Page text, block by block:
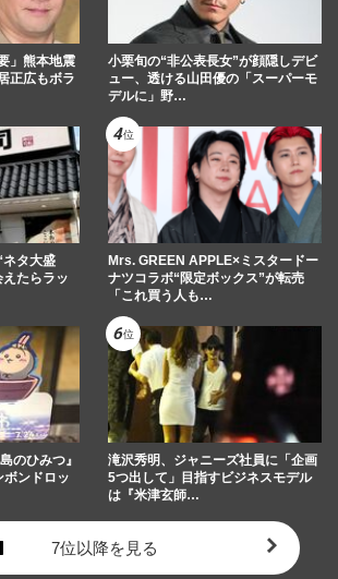
」熊本地震
正広もボラ
小栗旬の“非公表長女”が顔隠しデビ
ュー、透ける山田優の「スーパーモ
デルに」野…
ネタ大盛
たらラッ
Mrs. GREEN APPLE×ミスタードー
ナツコラボ“限定ボックス”が転売
「これ買う人も…
のひみつ』
ボンドロッ
滝沢秀明、ジャニーズ社員に「企画
5つ出して」目指すビジネスモデル
は『米津玄師…
7位以降を見る